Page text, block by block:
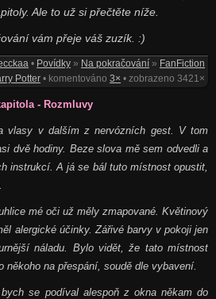
Ale to už si přečtěte níže.
vám přeje váš zuzík. :)
• Povídky » Na pokračování » FanFiction
Potter • komentováno3× • zobrazeno 3421×
- Rozmluvy
vlasy v dalším z nervózních gest. V tom
dvě hodiny. Beze slova mě sem odvedli a
instrukcí. A já se bál tuto místnost opustit,
mé oči už měly zmapované. Květinový
alergické účinky. Zářivé barvy v pokoji jen
náladu. Bylo vidět, že tato místnost
někoho na přespání, soudě dle vybavení.
se podíval alespoň z okna někam do